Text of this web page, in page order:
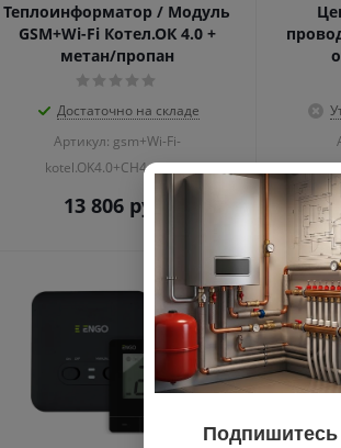
Теплоинформатор / Модуль
GSM+Wi-Fi Котел.ОК 4.0 +
метан/пропан
Достаточно на складе
Артикул: gsm+Wi-Fi-
kotel.OK4.0+CH4+C3H8
13 806 руб.